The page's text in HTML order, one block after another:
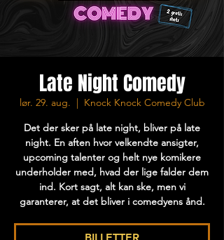
Late Night Comedy
lør. 29. aug.
  |
Knock Knock Comedy Club
Det der sker på late night, bliver på late
night. En aften hvor velkendte ansigter,
upcoming talenter og helt nye komikere
underholder med, hvad der lige falder dem
ind. Kort sagt, alt kan ske, men vi
garanterer, at det bliver i comedyens ånd.